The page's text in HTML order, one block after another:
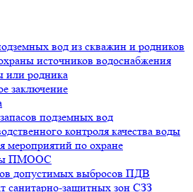
вод из скважин и родников
источников водоснабжения
или родника
заключение
подземных вод
контроля качества воды
мероприятий по охране
ПМООС
допустимых выбросов ПДВ
санитарно-защитных зон СЗЗ